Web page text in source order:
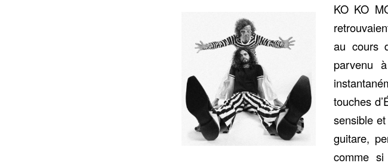
KO KO
au cours
parvenu
touches
sensible
guitare,
comme